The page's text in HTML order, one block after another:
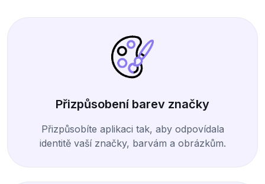
Přizpůsobení barev značky
Přizpůsobíte aplikaci tak, aby odpovídala
identitě vaší značky, barvám a obrázkům.